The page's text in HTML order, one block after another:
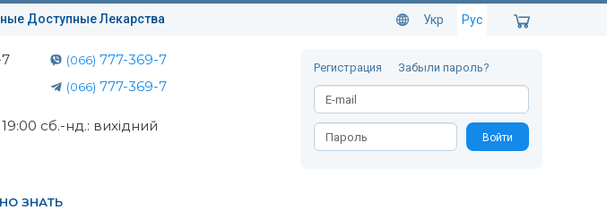
Доступные Лекарства Укр Рус
(066) 777-369-7
(066) 777-369-7
сб.-нд.: вихідний
Регистрация Забыли пароль?
Войти
ЗНАТЬ